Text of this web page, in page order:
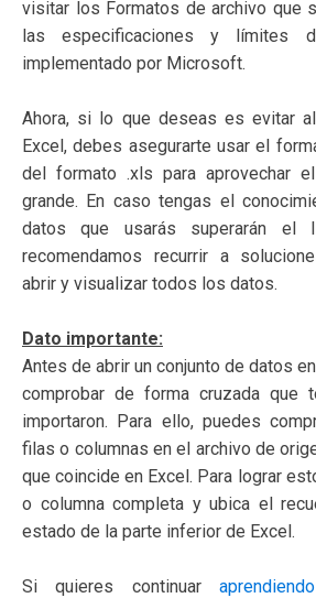
visitar los Formatos de archivo que
las especificaciones y límites
implementado por Microsoft.
Ahora, si lo que deseas es evitar
Excel, debes asegurarte usar el
del formato .xls para aprovechar
grande. En caso tengas el
datos que usarás superarán el
recomendamos recurrir a
abrir y visualizar todos los datos.
Dato importante:
Antes de abrir un conjunto de datos
comprobar de forma cruzada que
importaron. Para ello, puedes
filas o columnas en el archivo de
que coincide en Excel. Para lograr
o columna completa y ubica el
estado de la parte inferior de Excel.
Si quieres continuar